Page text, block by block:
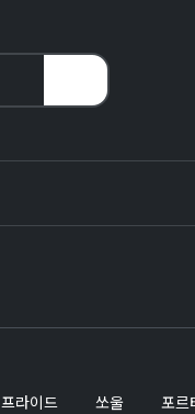
프라이드 쏘울 포르